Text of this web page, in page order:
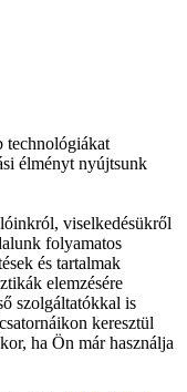
technológiákat
élményt nyújtsunk
viselkedésükről
folyamatos
és tartalmak
elemzésére
szolgáltatókkal is
keresztül
ha Ön már használja